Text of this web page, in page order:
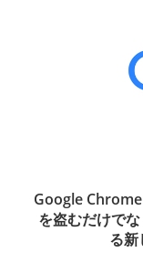
Google
を盗むだけで
る